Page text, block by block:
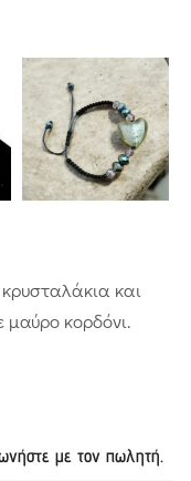
και
κορδόνι.
με τον πωλητή.